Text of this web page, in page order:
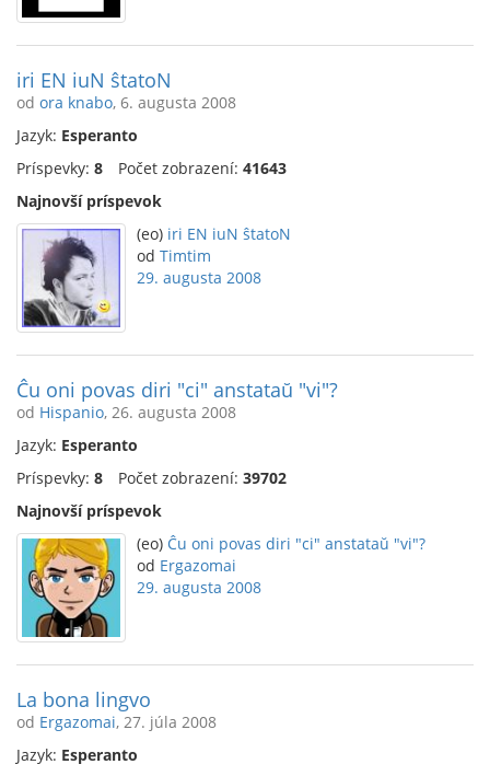
iri EN iuN ŝtatoN
od ora knabo, 6. augusta 2008
Jazyk: Esperanto
Príspevky: 8 Počet zobrazení: 41643
Najnovší príspevok
(eo) iri EN iuN ŝtatoN
od Timtim
29. augusta 2008
Ĉu oni povas diri "ci" anstataŭ "vi"?
od Hispanio, 26. augusta 2008
Jazyk: Esperanto
Príspevky: 8 Počet zobrazení: 39702
Najnovší príspevok
(eo) Ĉu oni povas diri "ci" anstataŭ "vi"?
od Ergazomai
29. augusta 2008
La bona lingvo
od Ergazomai, 27. júla 2008
Jazyk: Esperanto